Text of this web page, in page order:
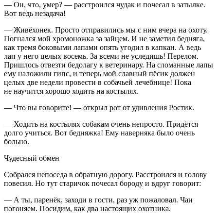
— Он, что, умер? — расстроился чудак и почесал в затылке.
Вот ведь незадача!
— Живёхонек. Просто отправились мы с ним вчера на охоту.
Погнался мой хромоножка за зайцем. И не заметил бедняга,
как тремя боковыми лапами опять угодил в капкан. А ведь
лап у него целых восемь. За всеми не уследишь! Перелом.
Пришлось отвезти бедолагу к ветеринару. На сломанные лапы
ему наложили гипс, и теперь мой славный пёсик должен
целых две недели провести в собачьей лечебнице! Пока
не научится хорошо ходить на костылях.
— Что вы говорите! — открыл рот от удивления Ростик.
— Ходить на костылях собакам очень непросто. Придётся
долго учиться. Вот бедняжка! Ему наверняка было очень
больно.
Чудесный обмен
Собрался непоседа в обратную дорогу. Расстроился и голову
повесил. Но тут старичок почесал бороду и вдруг говорит:
— А ты, паренёк, заходи в гости, раз уж пожаловал. Чаи
погоняем. Посидим, как два настоящих охотника.